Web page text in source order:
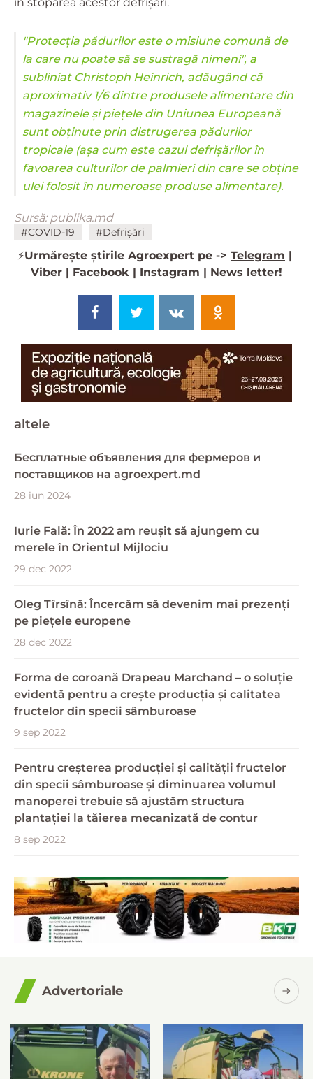
în stoparea acestor defrişări.
"Protecţia pădurilor este o misiune comună de
la care nu poate să se sustragă nimeni", a
subliniat Christoph Heinrich, adăugând că
aproximativ 1/6 dintre produsele alimentare din
magazinele şi pieţele din Uniunea Europeană
sunt obţinute prin distrugerea pădurilor
tropicale (aşa cum este cazul defrişărilor în
favoarea culturilor de palmieri din care se obţine
ulei folosit în numeroase produse alimentare).
Sursă: publika.md
#COVID-19 #Defrișări
⚡️Urmărește știrile Agroexpert pe -> Telegram
Viber
Facebook Instagram News letter!
altele
Бесплатные объявления для фермеров и
поставщиков на agroexpert.md
28 iun 2024
Iurie Fală: În 2022 am reușit să ajungem cu
merele în Orientul Mijlociu
29 dec 2022
Oleg Tîrsînă: Încercăm să devenim mai prezenți
pe piețele europene
28 dec 2022
Forma de coroană Drapeau Marchand – o soluție
evidentă pentru a crește producția și calitatea
fructelor din specii sâmburoase
9 sep 2022
Pentru creșterea producției și calității fructelor
din specii sâmburoase și diminuarea volumul
manoperei trebuie să ajustăm structura
plantației la tăierea mecanizată de contur
8 sep 2022
Advertoriale